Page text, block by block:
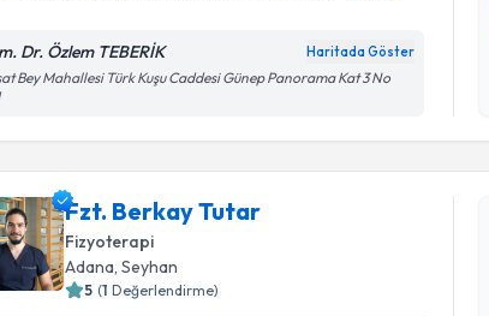
Dr. Özlem TEBERİK Haritada Göster
Bey Mahallesi Türk Kuşu Caddesi Günep Panorama Kat 3 No
Fzt. Berkay Tutar
Fizyoterapi
Adana, Seyhan
5 (1 Değerlendirme)
Fzt.